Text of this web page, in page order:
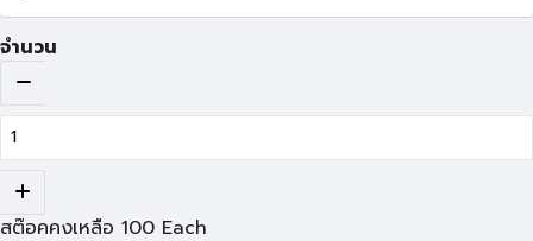
จำนวน
สต๊อคคงเหลือ 100 Each